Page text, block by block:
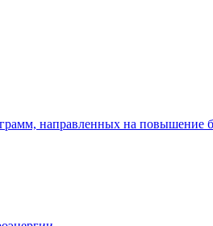
направленных на повышение